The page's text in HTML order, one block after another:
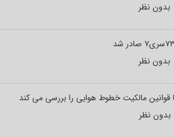
بدون نظر
بدون نظر
قوانین مالکیت خطوط هوایی را بررسی می کند
بدون نظر